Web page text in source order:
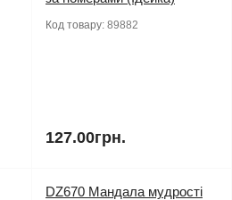
Код товару: 89882
127.00грн.
DZ670 Мандала мудрості